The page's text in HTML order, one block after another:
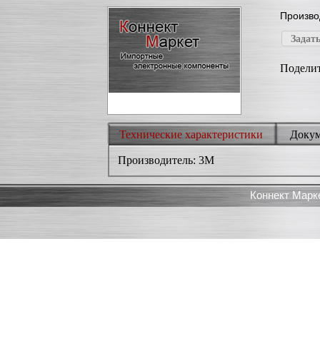
Технические характеристики
Производитель: 3M
Коннект